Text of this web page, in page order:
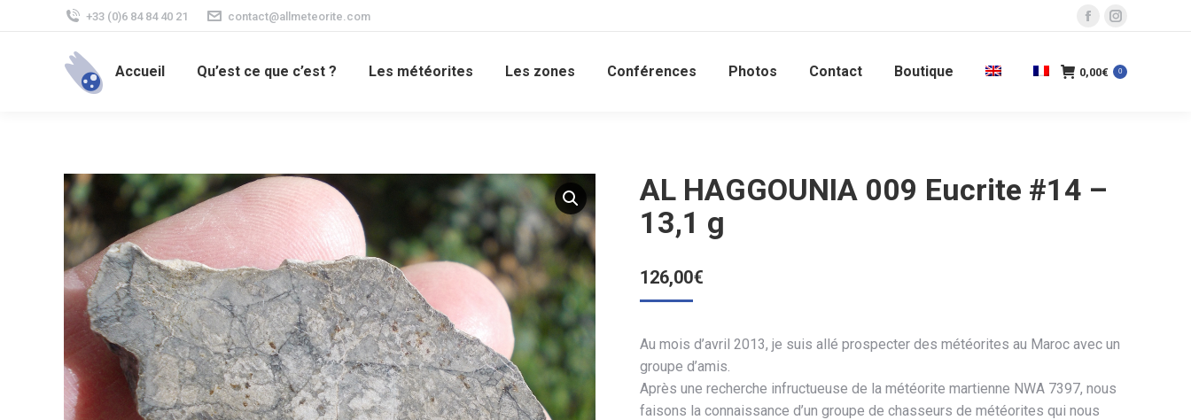
+33 (0)6 84 84 40 21 contact@allmeteorite.com
La
Facebook
fenêtre
La
Instagram
Accueil Qu’est ce que c’est ? Les météorites Les zones Conférences Photos Contact Boutique 0,00€ 0
AL HAGGOUNIA 009 Eucrite #14 –
13,1 g
126,00€
Au mois d’avril 2013, je suis allé prospecter des météorites au Maroc avec un
groupe d’amis.
Après une recherche infructueuse de la météorite martienne NWA 7397, nous
faisons la connaissance d’un groupe de chasseurs de météorites qui nous